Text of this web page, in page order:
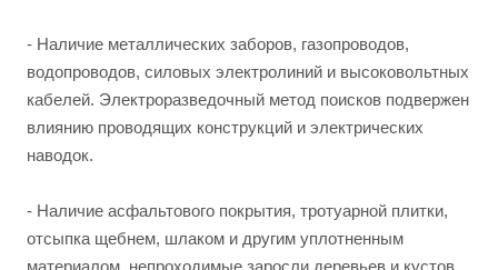
- Наличие металлических заборов, газопроводов,
водопроводов, силовых электролиний и высоковольтных
кабелей. Электроразведочный метод поисков подвержен
влиянию проводящих конструкций и электрических
наводок.
- Наличие асфальтового покрытия, тротуарной плитки,
отсыпка щебнем, шлаком и другим уплотненным